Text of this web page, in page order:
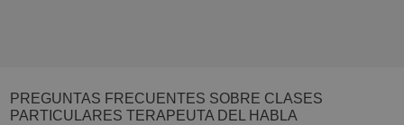
PREGUNTAS FRECUENTES SOBRE CLASES
PARTICULARES TERAPEUTA DEL HABLA